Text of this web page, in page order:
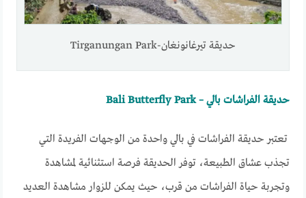
حديقة تيرغانونغان-Tirganungan Park
حديقة الفراشات بالي – Bali Butterfly Park
تعتبر حديقة الفراشات في بالي واحدة من الوجهات الفريدة التي
تجذب عشاق الطبيعة، توفر الحديقة فرصة استثنائية لمشاهدة
وتجربة حياة الفراشات من قرب، حيث يمكن للزوار مشاهدة العديد